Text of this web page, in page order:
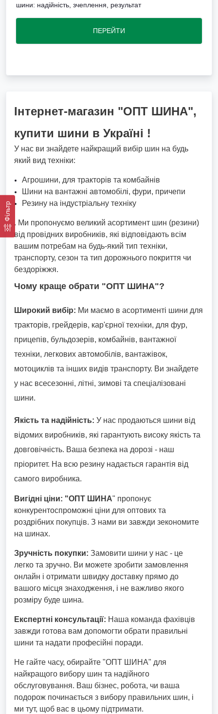
Фільтр
шини: надійність, зчеплення, результат
ПЕРЕЙТИ
Інтернет-магазин "ОПТ ШИНА",
купити шини в Україні !
У нас ви знайдете найкращий вибір шин на будь
який вид техніки:
Агрошини, для тракторів та комбайнів
Шини на вантажні автомобілі, фури, причепи
Резину на індустріальну техніку
. Ми пропонуємо великий асортимент шин (резини)
від провідних виробників, які відповідають всім
вашим потребам на будь-який тип техніки,
транспорту, сезон та тип дорожнього покриття чи
бездоріжжя.
Чому краще обрати "ОПТ ШИНА"?
Широкий вибір: Ми маємо в асортименті шини для
тракторів, грейдерів, кар'єрної техніки, для фур,
прицепів, бульдозерів, комбайнів, вантажної
техніки, легкових автомобілів, вантажівок,
мотоциклів та інших видів транспорту. Ви знайдете
у нас всесезонні, літні, зимові та спеціалізовані
шини.
Якість та надійність: У нас продаються шини від
відомих виробників, які гарантують високу якість та
довговічність. Ваша безпека на дорозі - наш
пріоритет. На всю резину надається гарантія від
самого виробника.
Вигідні ціни: "ОПТ ШИНА" пропонує
конкурентоспроможні ціни для оптових та
роздрібних покупців. З нами ви завжди зекономите
на шинах.
Зручність покупки: Замовити шини у нас - це
легко та зручно. Ви можете зробити замовлення
онлайн і отримати швидку доставку прямо до
вашого місця знаходження, і не важливо якого
розміру буде шина.
Експертні консультації: Наша команда фахівців
завжди готова вам допомогти обрати правильні
шини та надати професійні поради.
Не гайте часу, обирайте "ОПТ ШИНА" для
найкращого вибору шин та надійного
обслуговування. Ваш бізнес, робота, чи ваша
подорож починається з вибору правильних шин, і
ми тут, щоб вас в цьому підтримати.